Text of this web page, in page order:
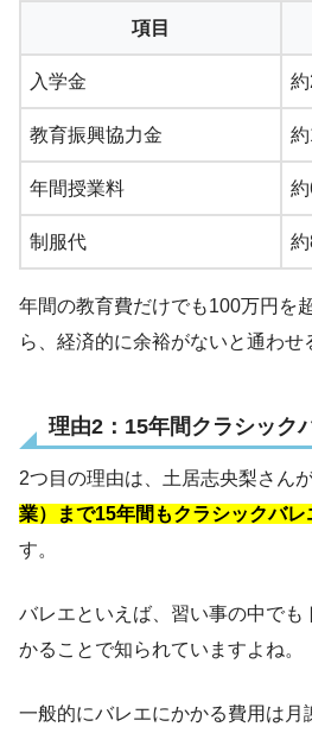
項目
入学金
教育振興協力金
年間授業料
制服代 約
年間の教育費だけでも100万円を
ら、経済的に余裕がないと通わせ
理由2：15年間クラシック
2つ目の理由は、土居志央梨さん
業）まで15年間もクラシックバレ
す。
バレエといえば、習い事の中でも
かることで知られていますよね。
一般的にバレエにかかる費用は月